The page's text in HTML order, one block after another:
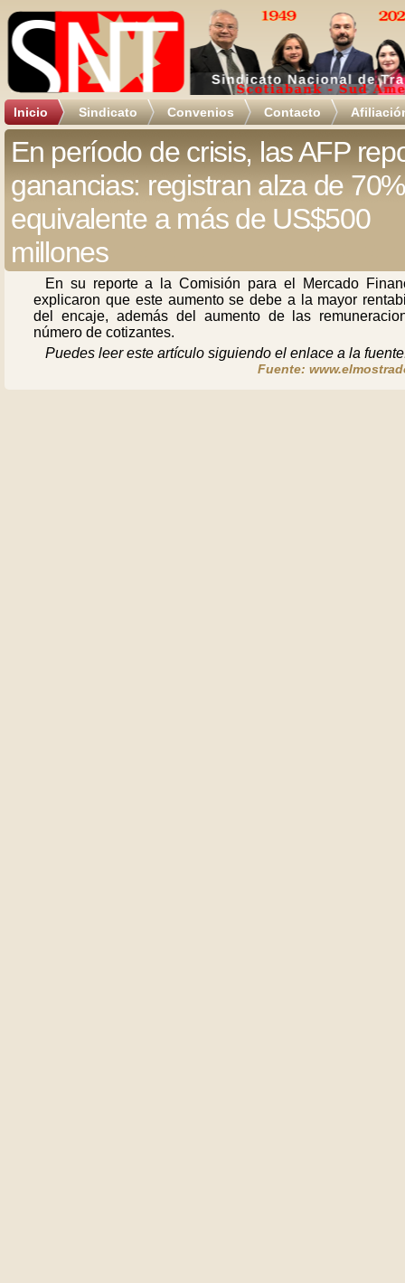
Inicio Sindicato Convenios Contacto
En período de crisis, las AFP
ganancias: registran alza de 70%
equivalente a más de US$500
millones
En su reporte a la Comisión para el Mercado
explicaron que este aumento se debe a la mayor
del encaje, además del aumento de las
número de cotizantes.
Puedes leer este artículo siguiendo el enlace a la
Fuente: